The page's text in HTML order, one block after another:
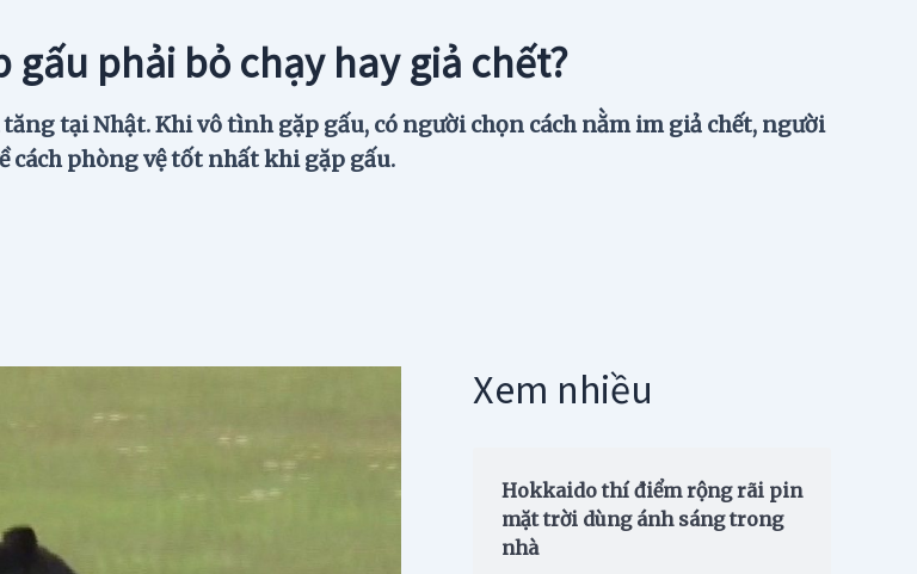
gấu phải bỏ chạy hay giả chết?
tại Nhật. Khi vô tình gặp gấu, có người chọn cách nằm im giả chết, người
cách phòng vệ tốt nhất khi gặp gấu.
Xem nhiều
Hokkaido thí điểm rộng rãi pin
mặt trời dùng ánh sáng trong
nhà